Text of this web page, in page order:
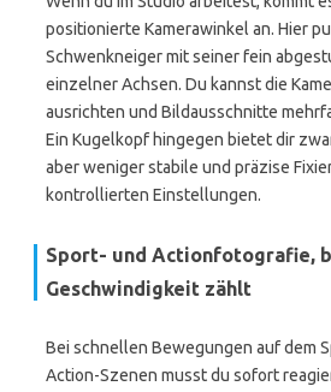
positionierte Kamerawinkel an. Hier
Schwenkneiger mit seiner fein
einzelner Achsen. Du kannst die
ausrichten und Bildausschnitte
Ein Kugelkopf hingegen bietet dir
aber weniger stabile und präzise
kontrollierten Einstellungen.
Sport- und Actionfotografie,
Geschwindigkeit zählt
Bei schnellen Bewegungen auf dem
Action-Szenen musst du sofort